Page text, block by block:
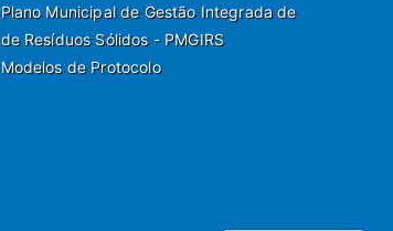
Plano Municipal de Gestão Integrada de
de Resíduos Sólidos - PMGIRS
Modelos de Protocolo